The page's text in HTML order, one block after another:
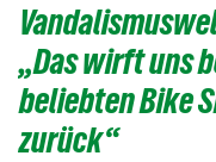
„Das wirft uns
beliebten Bike
zurück“